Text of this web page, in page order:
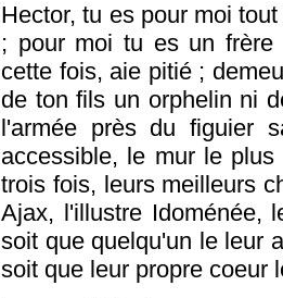
Hector, tu es pour moi
; pour moi tu es un frère
cette fois, aie pitié ;
de ton fils un orphelin ni
l'armée près du figuier
accessible, le mur le
trois fois, leurs meilleurs
Ajax, l'illustre Idoménée,
soit que quelqu'un le leur
soit que leur propre coeur